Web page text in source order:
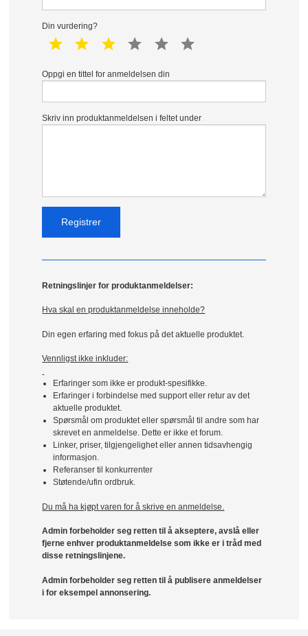
Din vurdering?
1 star 2 star 3 star 4 star 5 star
Oppgi en tittel for anmeldelsen din
Skriv inn produktanmeldelsen i feltet under
Retningslinjer for produktanmeldelser:
Hva skal en produktanmeldelse inneholde?
Din egen erfaring med fokus på det aktuelle produktet.
Vennligst ikke inkluder:
Erfaringer som ikke er produkt-spesifikke.
Erfaringer i forbindelse med support eller retur av det
aktuelle produktet.
Spørsmål om produktet eller spørsmål til andre som har
skrevet en anmeldelse. Dette er ikke et forum.
Linker, priser, tilgjengelighet eller annen tidsavhengig
informasjon.
Referanser til konkurrenter
Støtende/ufin ordbruk.
Du må ha kjøpt varen for å skrive en anmeldelse.
Admin forbeholder seg retten til å akseptere, avslå eller
fjerne enhver produktanmeldelse som ikke er i tråd med
disse retningslinjene.
Admin forbeholder seg retten til å publisere anmeldelser
i for eksempel annonsering.